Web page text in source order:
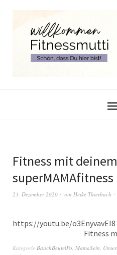
Fitness mit
superMAMAfitness
23. Dezember 2020 von Heike Thierbach
https://youtu.be/o3EnyvavEI8
Fitness
Kategorie BauchBeutelPo MamaSein